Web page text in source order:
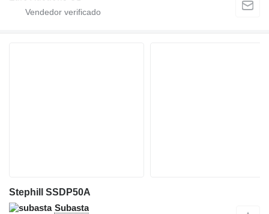
Stephill SSDP50A
Subasta